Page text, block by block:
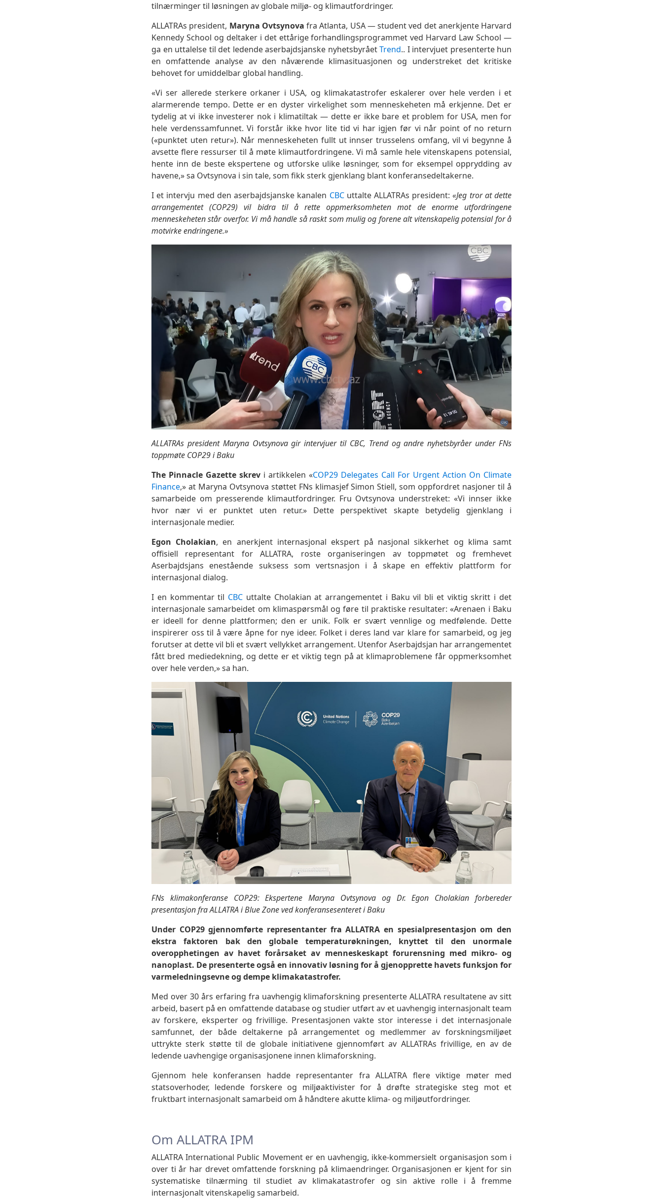
tilnærminger til løsningen av globale miljø- og klimautfordringer.
ALLATRAs president, Maryna Ovtsynova fra Atlanta, USA — student ved det anerkjente Harvard
Kennedy School og deltaker i det ettårige forhandlingsprogrammet ved Harvard Law School —
ga en uttalelse til det ledende aserbajdsjanske nyhetsbyråetTrend.. I intervjuet presenterte hun
en omfattende analyse av den nåværende klimasituasjonen og understreket det kritiske
behovet for umiddelbar global handling.
«Vi ser allerede sterkere orkaner i USA, og klimakatastrofer eskalerer over hele verden i et
alarmerende tempo. Dette er en dyster virkelighet som menneskeheten må erkjenne. Det er
tydelig at vi ikke investerer nok i klimatiltak — dette er ikke bare et problem for USA, men for
hele verdenssamfunnet. Vi forstår ikke hvor lite tid vi har igjen før vi når point of no return
(«punktet uten retur»). Når menneskeheten fullt ut innser trusselens omfang, vil vi begynne å
avsette flere ressurser til å møte klimautfordringene. Vi må samle hele vitenskapens potensial,
hente inn de beste ekspertene og utforske ulike løsninger, som for eksempel opprydding av
havene,» sa Ovtsynova i sin tale, som fikk sterk gjenklang blant konferansedeltakerne.
I et intervju med den aserbajdsjanske kanalen CBCuttalte ALLATRAs president:«Jeg tror at dette
arrangementet (COP29) vil bidra til å rette oppmerksomheten mot de enorme utfordringene
menneskeheten står overfor. Vi må handle så raskt som mulig og forene alt vitenskapelig potensial for å
motvirke endringene.»
ALLATRAs president Maryna Ovtsynova gir intervjuer til CBC, Trend og andre nyhetsbyråer under FNs
toppmøte COP29 i Baku
The Pinnacle Gazette skrev i artikkelen «COP29 Delegates Call For Urgent Action On Climate
Finance,» at Maryna Ovtsynova støttet FNs klimasjef Simon Stiell, som oppfordret nasjoner til å
samarbeide om presserende klimautfordringer. Fru Ovtsynova understreket: «Vi innser ikke
hvor nær vi er punktet uten retur.» Dette perspektivet skapte betydelig gjenklang i
internasjonale medier.
Egon Cholakian, en anerkjent internasjonal ekspert på nasjonal sikkerhet og klima samt
offisiell representant for ALLATRA, roste organiseringen av toppmøtet og fremhevet
Aserbajdsjans enestående suksess som vertsnasjon i å skape en effektiv plattform for
internasjonal dialog.
I en kommentar til CBC uttalte Cholakian at arrangementet i Baku vil bli et viktig skritt i det
internasjonale samarbeidet om klimaspørsmål og føre til praktiske resultater: «Arenaen i Baku
er ideell for denne plattformen; den er unik. Folk er svært vennlige og medfølende. Dette
inspirerer oss til å være åpne for nye ideer. Folket i deres land var klare for samarbeid, og jeg
forutser at dette vil bli et svært vellykket arrangement. Utenfor Aserbajdsjan har arrangementet
fått bred mediedekning, og dette er et viktig tegn på at klimaproblemene får oppmerksomhet
over hele verden,» sa han.
FNs klimakonferanse COP29: Ekspertene Maryna Ovtsynova og Dr. Egon Cholakian forbereder
presentasjon fra ALLATRA i Blue Zone ved konferansesenteret i Baku
Under COP29 gjennomførte representanter fra ALLATRA en spesialpresentasjon om den
ekstra faktoren bak den globale temperaturøkningen, knyttet til den unormale
overopphetingen av havet forårsaket av menneskeskapt forurensning med mikro- og
nanoplast. De presenterte også en innovativ løsning for å gjenopprette havets funksjon for
varmeledningsevne og dempe klimakatastrofer.
Med over 30 års erfaring fra uavhengig klimaforskning presenterte ALLATRA resultatene av sitt
arbeid, basert på en omfattende database og studier utført av et uavhengig internasjonalt team
av forskere, eksperter og frivillige. Presentasjonen vakte stor interesse i det internasjonale
samfunnet, der både deltakerne på arrangementet og medlemmer av forskningsmiljøet
uttrykte sterk støtte til de globale initiativene gjennomført av ALLATRAs frivillige, en av de
ledende uavhengige organisasjonene innen klimaforskning.
Gjennom hele konferansen hadde representanter fra ALLATRA flere viktige møter med
statsoverhoder, ledende forskere og miljøaktivister for å drøfte strategiske steg mot et
fruktbart internasjonalt samarbeid om å håndtere akutte klima- og miljøutfordringer.
Om ALLATRA IPM
ALLATRA International Public Movement er en uavhengig, ikke-kommersielt organisasjon som i
over ti år har drevet omfattende forskning på klimaendringer. Organisasjonen er kjent for sin
systematiske tilnærming til studiet av klimakatastrofer og sin aktive rolle i å fremme
internasjonalt vitenskapelig samarbeid.